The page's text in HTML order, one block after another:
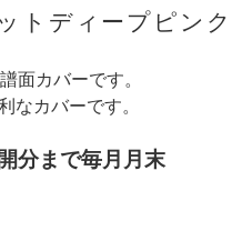
ディープピンク
面カバーです。
なカバーです。
分まで毎月月末